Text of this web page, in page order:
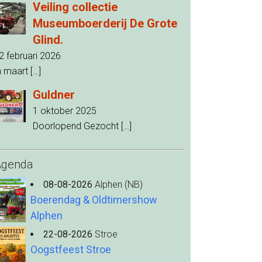
Veiling collectie
Museumboerderij De Grote
Glind.
februari 2026
maart […]
Guldner
1 oktober 2025
Doorlopend Gezocht […]
08-08-2026 Alphen (NB)
Boerendag & Oldtimershow
Alphen
22-08-2026 Stroe
Oogstfeest Stroe